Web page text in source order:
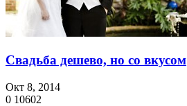
Свадьба дешево, но со вкусом
Окт 8, 2014
0 10602